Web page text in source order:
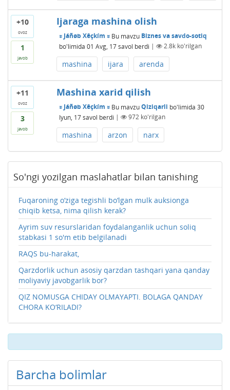
+10
ovoz
1
javob
Ijaraga mashina olish
ะ Jáñøb Xêçkím ะ Bu mavzu Biznes va savdo-sotiq
bo'limida 01 Avg, 17 savol berdi | 2.8kko'rilgan
mashina ijara arenda
+11
ovoz
3
javob
Mashina xarid qilish
ะ Jáñøb Xêçkím ะ Bu mavzuQiziqarli bo'limida 30
Iyun, 17 savol berdi | 972ko'rilgan
mashina arzon narx
So'ngi yozilgan maslahatlar bilan tanishing
Fuqaroning o‘ziga tegishli bo‘lgan mulk auksionga
chiqib ketsa, nima qilish kerak?
Ayrim suv resurslaridan foydalanganlik uchun soliq
stabkasi 1 so'm etib belgilanadi
RAQS bu-harakat,
Qarzdorlik uchun asosiy qarzdan tashqari yana qanday
moliyaviy javobgarlik bor?
QIZ NOMUSGA CHIDAY OLMAYAPTI. BOLAGA QANDAY
CHORA KO‘RILADI?
Barcha bolimlar